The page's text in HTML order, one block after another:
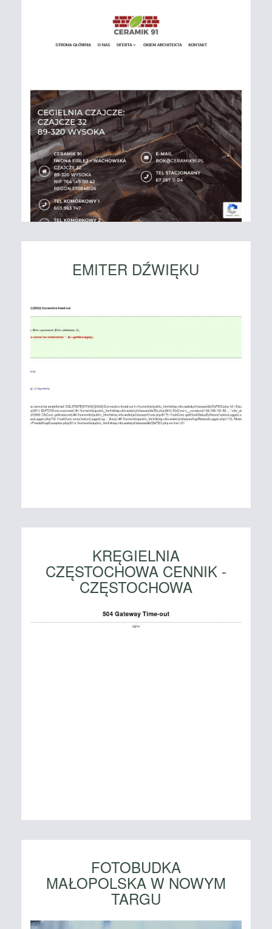
EMITER DŹWIĘKU
KRĘGIELNIA
CZĘSTOCHOWA CENNIK -
CZĘSTOCHOWA
FOTOBUDKA
MAŁOPOLSKA W NOWYM
TARGU